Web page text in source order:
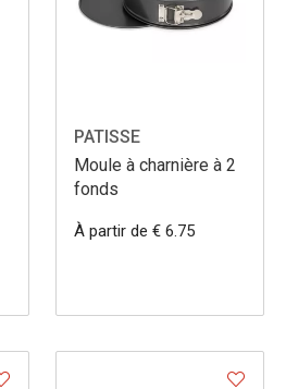
PATISSE
Moule à charnière à 2
fonds
À partir de € 6.75